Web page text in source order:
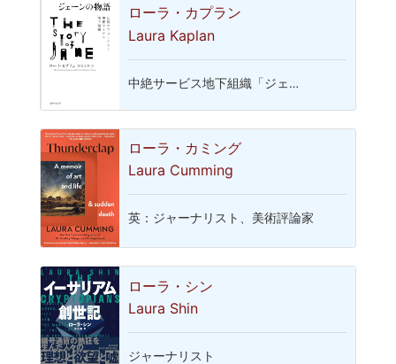
ローラ・カプラン
Laura Kaplan
中絶サービス地下組織「ジェ…
ローラ・カミング
Laura Cumming
英：ジャーナリスト、美術評論家
ローラ・シン
Laura Shin
ジャーナリスト